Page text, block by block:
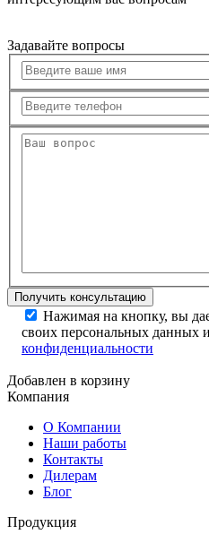
Задавайте вопросы
Нажимая на кнопку, вы
своих персональных данных
конфиденциальности
Добавлен в корзину
Компания
О Компании
Наши работы
Контакты
Дилерам
Блог
Продукция